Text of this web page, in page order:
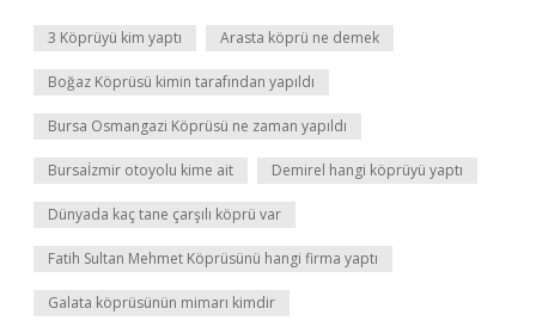
3 Köprüyü kim yaptı Arasta köprü ne demek
Boğaz Köprüsü kimin tarafından yapıldı
Bursa Osmangazi Köprüsü ne zaman yapıldı
Bursaİzmir otoyolu kime ait Demirel hangi köprüyü yaptı
Dünyada kaç tane çarşılı köprü var
Fatih Sultan Mehmet Köprüsünü hangi firma yaptı
Galata köprüsünün mimarı kimdir